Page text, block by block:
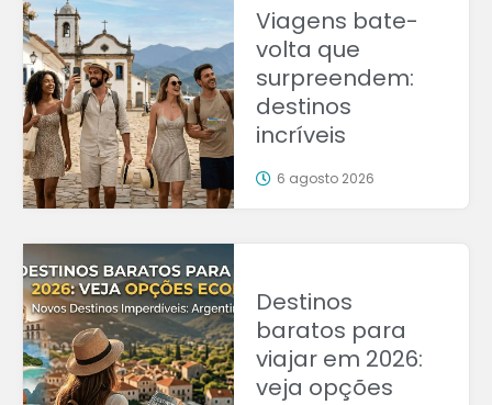
Viagens bate-
volta que
surpreendem:
destinos
incríveis
6 agosto 2026
Destinos
baratos para
viajar em 2026:
veja opções